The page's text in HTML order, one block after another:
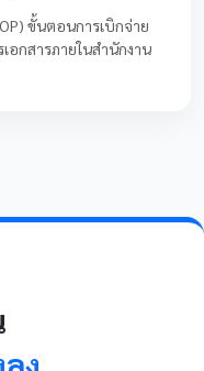
ขั้นตอนการเบิกจ่าย
อกสารภายในสำนักงาน